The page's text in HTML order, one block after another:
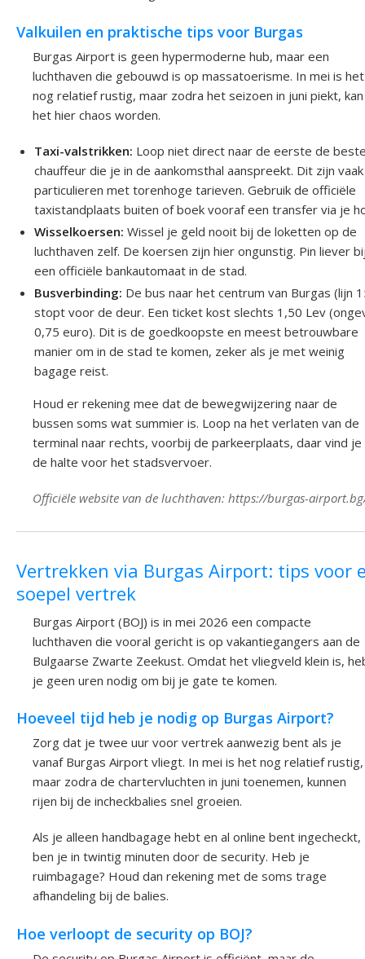
Valkuilen en praktische tips voor Burgas
Burgas Airport is geen hypermoderne hub, maar een
luchthaven die gebouwd is op massatoerisme. In mei is het
nog relatief rustig, maar zodra het seizoen in juni piekt, kan
het hier chaos worden.
Taxi-valstrikken: Loop niet direct naar de eerste de
chauffeur die je in de aankomsthal aanspreekt. Dit zijn vaak
particulieren met torenhoge tarieven. Gebruik de officiële
taxistandplaats buiten of boek vooraf een transfer via je
Wisselkoersen: Wissel je geld nooit bij de loketten op de
luchthaven zelf. De koersen zijn hier ongunstig. Pin liever
een officiële bankautomaat in de stad.
Busverbinding: De bus naar het centrum van Burgas (lijn
stopt voor de deur. Een ticket kost slechts 1,50 Lev
0,75 euro). Dit is de goedkoopste en meest betrouwbare
manier om in de stad te komen, zeker als je met weinig
bagage reist.
Houd er rekening mee dat de bewegwijzering naar de
bussen soms wat summier is. Loop na het verlaten van de
terminal naar rechts, voorbij de parkeerplaats, daar vind je
de halte voor het stadsvervoer.
Officiële website van de luchthaven: https://burgas-
Vertrekken via Burgas Airport: tips voor
soepel vertrek
Burgas Airport (BOJ) is in mei 2026 een compacte
luchthaven die vooral gericht is op vakantiegangers aan de
Bulgaarse Zwarte Zeekust. Omdat het vliegveld klein is,
je geen uren nodig om bij je gate te komen.
Hoeveel tijd heb je nodig op Burgas Airport?
Zorg dat je twee uur voor vertrek aanwezig bent als je
vanaf Burgas Airport vliegt. In mei is het nog relatief rustig,
maar zodra de chartervluchten in juni toenemen, kunnen
rijen bij de incheckbalies snel groeien.
Als je alleen handbagage hebt en al online bent ingecheckt,
ben je in twintig minuten door de security. Heb je
ruimbagage? Houd dan rekening met de soms trage
afhandeling bij de balies.
Hoe verloopt de security op BOJ?